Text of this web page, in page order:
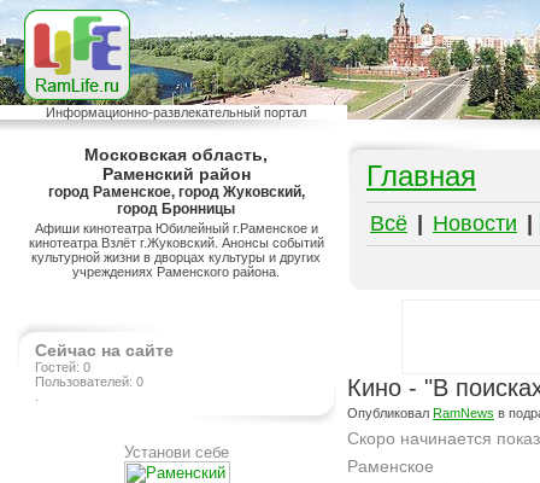
Информационно-развлекательный портал
Московская область,
Раменский район
город Раменское, город Жуковский,
город Бронницы
Афиши кинотеатра Юбилейный г.Раменское и
кинотеатра Взлёт г.Жуковский. Анонсы событий
культурной жизни в дворцах культуры и других
учреждениях Раменского района.
Сейчас на сайте
Гостей: 0
Пользователей: 0
Установи себе
Главная
Всё Новости
Кино - "В
Опубликовал RamNews в
Скоро начинается
Раменское